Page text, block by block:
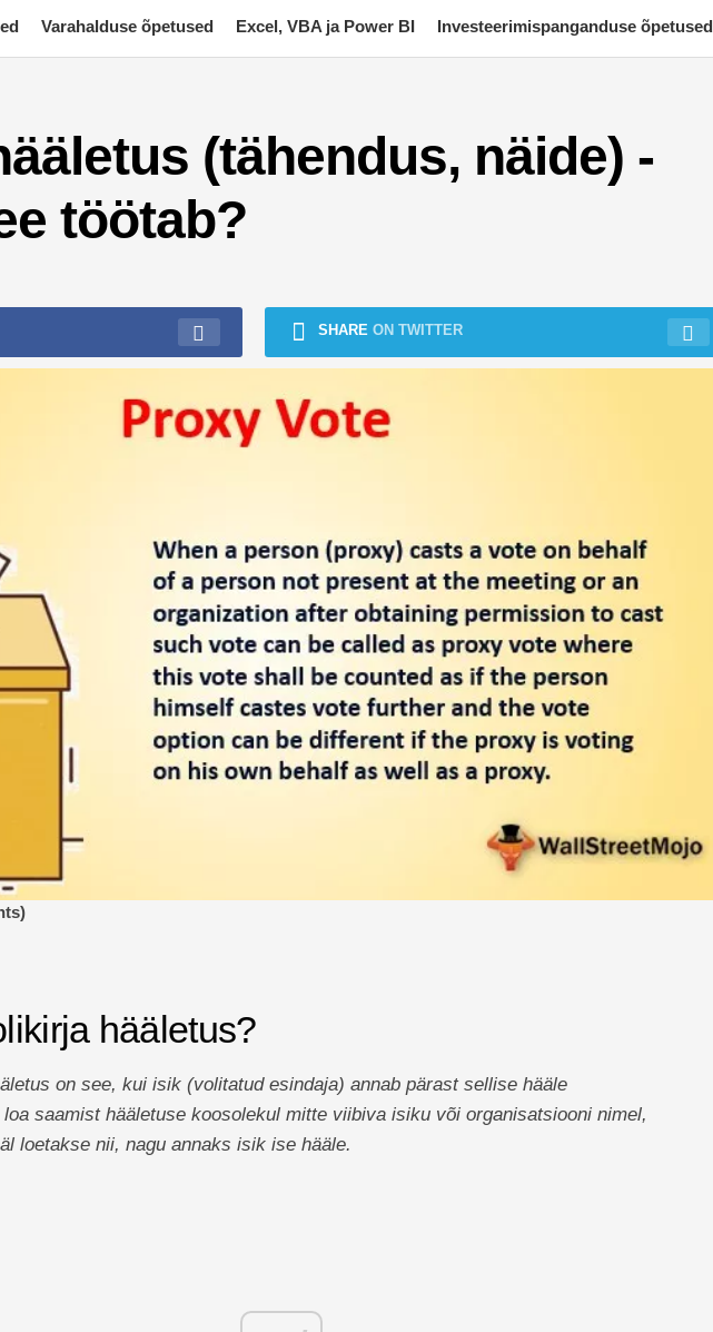
Varahalduse õpetused Excel, VBA ja Power BI Investeerimispanganduse õpetused
(tähendus, näide) -
töötab?
SHARE ON TWITTER
hääletus?
on see, kui isik (volitatud esindaja) annab pärast sellise hääle
saamist hääletuse koosolekul mitte viibiva isiku või organisatsiooni nimel,
loetakse nii, nagu annaks isik ise hääle.